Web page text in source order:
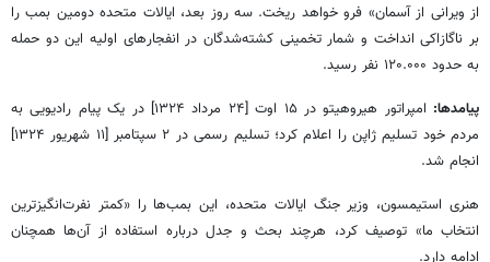
از ویرانی از آسمان» فرو خواهد ریخت. سه روز بعد، ایالات متحده دومین بمب را
بر ناگازاکی انداخت و شمار تخمینی کشته‌شدگان در انفجارهای اولیه این دو حمله
به حدود ۱۲۰.۰۰۰ نفر رسید.
پیامدها:
امپراتور هیروهیتو در ۱۵ اوت [۲۴ مرداد ۱۳۲۴] در یک پیام رادیویی به
مردم خود تسلیم ژاپن را اعلام کرد؛ تسلیم رسمی در ۲ سپتامبر [۱۱ شهریور ۱۳۲۴]
انجام شد.
هنری استیمسون، وزیر جنگ ایالات متحده، این بمب‌ها را «کمتر نفرت‌انگیزترین
انتخاب ما» توصیف کرد، هرچند بحث و جدل درباره استفاده از آن‌ها همچنان